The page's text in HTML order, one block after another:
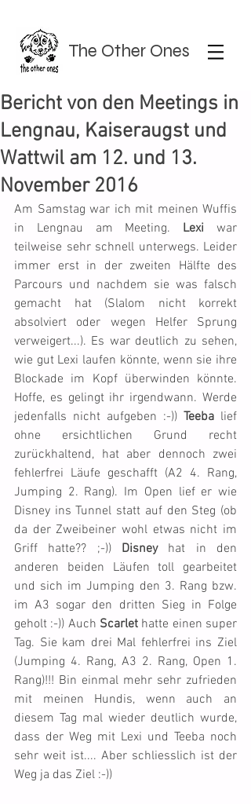
The Other Ones
Bericht von den Meetings in
Lengnau, Kaiseraugst und
Wattwil am 12. und 13.
November 2016
Am Samstag war ich mit meinen Wuffis
in Lengnau am Meeting. Lexi war
teilweise sehr schnell unterwegs. Leider
immer erst in der zweiten Hälfte des
Parcours und nachdem sie was falsch
gemacht hat (Slalom nicht korrekt
absolviert oder wegen Helfer Sprung
verweigert...). Es war deutlich zu sehen,
wie gut Lexi laufen könnte, wenn sie ihre
Blockade im Kopf überwinden könnte.
Hoffe, es gelingt ihr irgendwann. Werde
jedenfalls nicht aufgeben :-)) Teeba lief
ohne ersichtlichen Grund recht
zurückhaltend, hat aber dennoch zwei
fehlerfrei Läufe geschafft (A2 4. Rang,
Jumping 2. Rang). Im Open lief er wie
Disney ins Tunnel statt auf den Steg (ob
da der Zweibeiner wohl etwas nicht im
Griff hatte?? ;-)) Disney hat in den
anderen beiden Läufen toll gearbeitet
und sich im Jumping den 3. Rang bzw.
im A3 sogar den dritten Sieg in Folge
geholt :-)) Auch Scarlet hatte einen super
Tag. Sie kam drei Mal fehlerfrei ins Ziel
(Jumping 4. Rang, A3 2. Rang, Open 1.
Rang)!!! Bin einmal mehr sehr zufrieden
mit meinen Hundis, wenn auch an
diesem Tag mal wieder deutlich wurde,
dass der Weg mit Lexi und Teeba noch
sehr weit ist.... Aber schliesslich ist der
Weg ja das Ziel :-))